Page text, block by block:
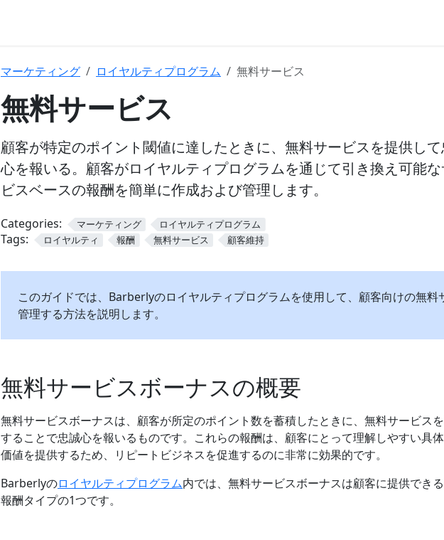
マーケティング ロイヤルティプログラム 無料サービス
無料サービス
顧客が特定のポイント閾値に達したときに、無料サービスを提供し
心を報いる。顧客がロイヤルティプログラムを通じて引き換え可能
ビスベースの報酬を簡単に作成および管理します。
Categories: マーケティング ロイヤルティプログラム
Tags: ロイヤルティ 報酬 無料サービス 顧客維持
このガイドでは、Barberlyのロイヤルティプログラムを使用して、顧客向けの無料
管理する方法を説明します。
無料サービスボーナスの概要
無料サービスボーナスは、顧客が所定のポイント数を蓄積したときに、無料サービス
することで忠誠心を報いるものです。これらの報酬は、顧客にとって理解しやすい具
価値を提供するため、リピートビジネスを促進するのに非常に効果的です。
Barberlyのロイヤルティプログラム内では、無料サービスボーナスは顧客に提供でき
報酬タイプの1つです。